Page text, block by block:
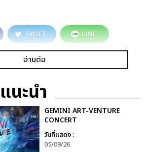
TWEET LINE
อ่านต่อ
แนะนำ
GEMINI ART-VENTURE
CONCERT
วันที่แสดง :
05/09/26